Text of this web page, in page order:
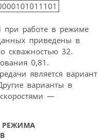
при работе в режиме
приведены в
скважностью 32.
0,81.
является вариант
варианты в
—
РЕЖИМА